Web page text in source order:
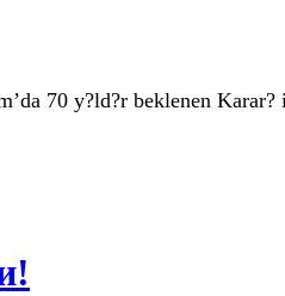
70 y?ld?r beklenen